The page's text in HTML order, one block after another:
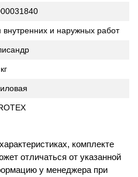
внутренних и наружных работ
комплекте
отличаться от указанной
у менеджера при